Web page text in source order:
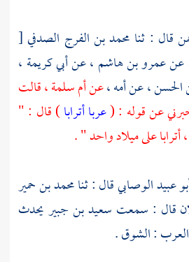
قال : ثنا محمد بن الفرج الصدفي[
عنعمرو بن هاشم ، عنأبي كريمة ،
الحسن، عن أمه ،عنأم سلمة ،قالت
عن قوله : (عربا أترابا) قال : "
على ميلاد واحد " .
عبيد الوصابيقال : ثنامحمد بن حمير
قال : سمعت سعيد بن جبيريحدث
: الشوق .